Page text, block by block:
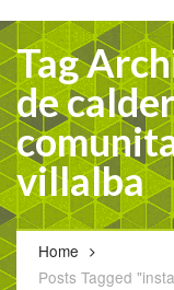
Tag
de
villalba
Home
Posts Tagged